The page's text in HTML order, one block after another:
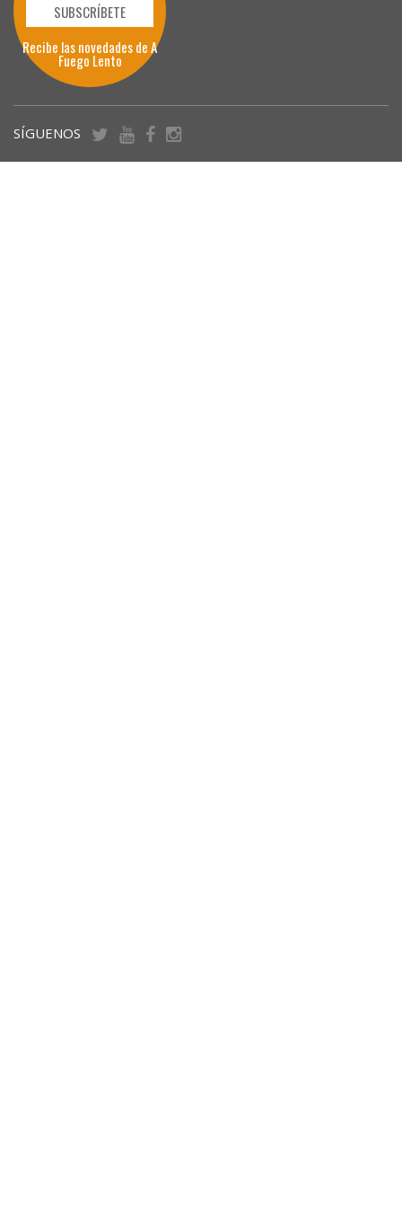
SUBSCRÍBETE
Recibe las novedades de A
Fuego Lento
SÍGUENOS